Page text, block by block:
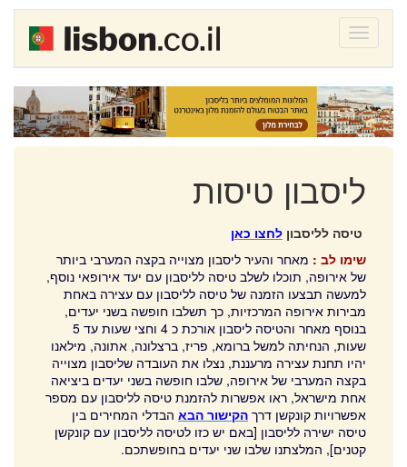
Toggle
הזמנת טיסה לליסבון
מלון בליסבון - המלצות
השכרת רכב בליסבון
מלון בתקציב ליסבון
מפת ליסבון
חבילת נופש ליסבון
ליסבון - מועדונים
אטרקציות בליסבון
סיפורי גולשים ליסבון
ליסבון המלצות
ליסבון טיסות
טיסה לליסבון לחצו כאן
שימו לב : מאחר והעיר ליסבון מצוייה בקצה המערבי ביותר
של אירופה, תוכלו לשלב טיסה לליסבון עם יעד אירופאי נוסף,
למעשה תבצעו הזמנה של טיסה לליסבון עם עצירה באחת
מבירות אירופה המרכזיות, כך תשלבו חופשה בשני יעדים,
בנוסף מאחר והטיסה ליסבון אורכת כ 4 וחצי שעות עד 5
שעות, הנחיתה למשל ברומא, פריז, ברצלונה, אתונה, מילאנו
יהיו תחנת עצירה מרעננת, נצלו את העובדה שליסבון מצוייה
בקצה המערבי של אירופה, שלבו חופשה בשני יעדים ביציאה
אחת מישראל, ראו אפשרות להזמנת טיסה לליסבון עם מספר
אפשרויות קונקשן דרך הקישור הבא הבדלי המחירים בין
טיסה ישירה לליסבון [באם יש כזו לטיסה לליסבון עם קונקשן
קטנים], המלצתנו שלבו שני יעדים בחופשתכם.